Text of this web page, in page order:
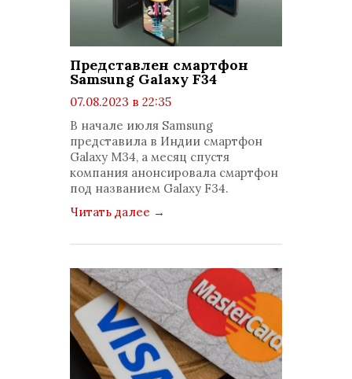
Представлен смартфон
Samsung Galaxy F34
07.08.2023 в 22:35
просмотров: 705
комментариев: 0
В начале июля Samsung
представила в Индии смартфон
Galaxy M34, а месяц спустя
компания анонсировала смартфон
под названием Galaxy F34.
Читать далее →